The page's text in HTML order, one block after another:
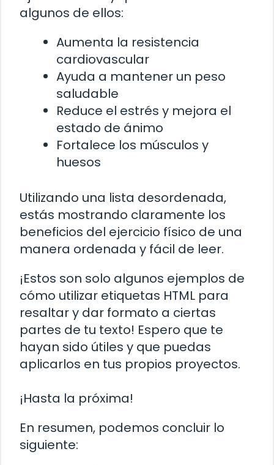
algunos de ellos:
Aumenta la resistencia
cardiovascular
Ayuda a mantener un peso
saludable
Reduce el estrés y mejora el
estado de ánimo
Fortalece los músculos y
huesos
Utilizando una lista desordenada,
estás mostrando claramente los
beneficios del ejercicio físico de una
manera ordenada y fácil de leer.
¡Estos son solo algunos ejemplos de
cómo utilizar etiquetas HTML para
resaltar y dar formato a ciertas
partes de tu texto! Espero que te
hayan sido útiles y que puedas
aplicarlos en tus propios proyectos.
¡Hasta la próxima!
En resumen, podemos concluir lo
siguiente: